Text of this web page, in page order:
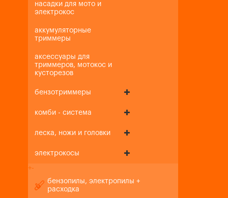
насадки для мото и
электрокос
аккумуляторные
триммеры
аксессуары для
триммеров, мотокос и
кусторезов
бензотриммеры
комби - система
леска, ножи и головки
электрокосы
+-
бензопилы, электропилы +
расходка